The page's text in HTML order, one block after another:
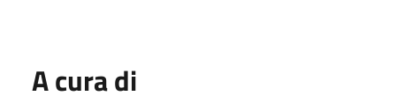
A cura di